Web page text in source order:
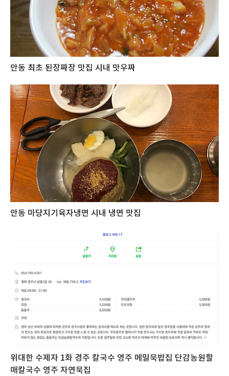
안동 최초 된장짜장 맛집 시내 맛우짜
안동 마당지기육자냉면 시내 냉면 맛집
위대한 수제자 1화 경주 칼국수 영주 메밀묵밥집 단감농원할
매칼국수 영주 자연묵집